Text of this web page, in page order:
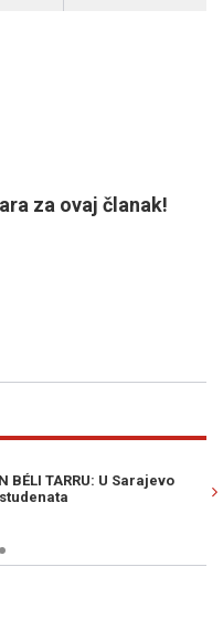
za ovaj članak!
BÉLI TARRU: U Sarajevo